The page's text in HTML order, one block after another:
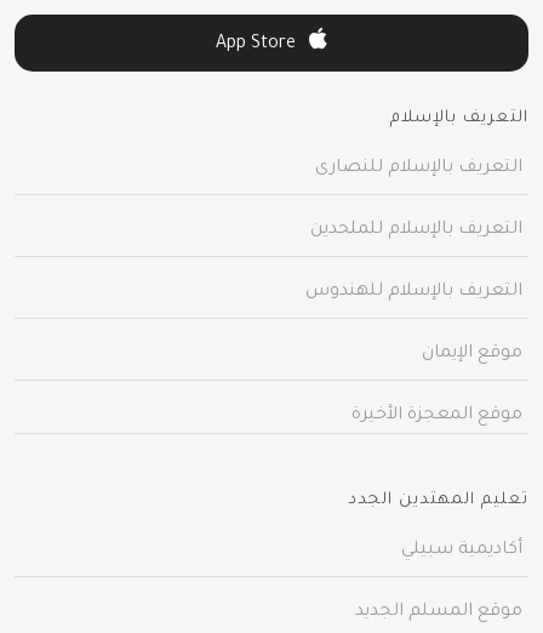
التعريف بالإسلام
التعريف بالإسلام للنصارى
التعريف بالإسلام للملحدين
التعريف بالإسلام للهندوس
موقع الإيمان
موقع المعجزة الأخيرة
تعليم المهتدين الجدد
أكاديمية سبيلي
موقع المسلم الجديد